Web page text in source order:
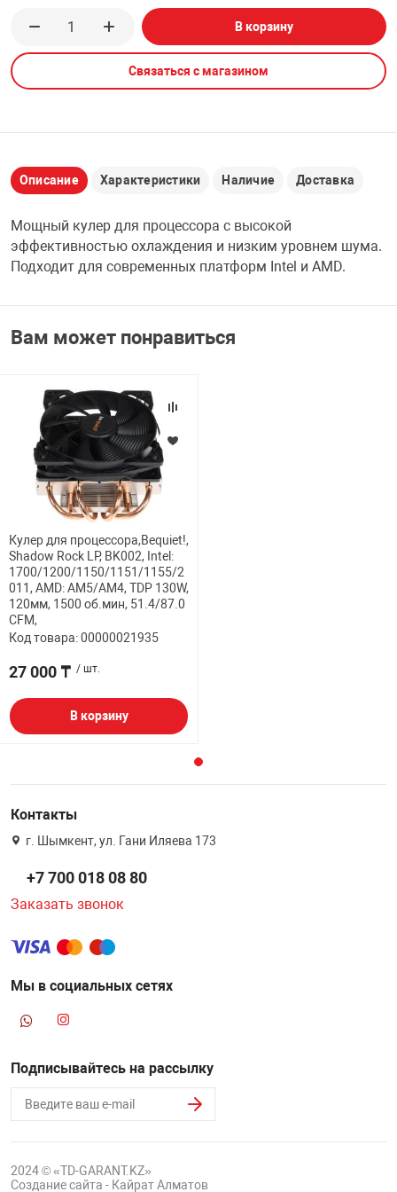
PCI АДАПТЕРЫ
USB
CD-DVD ДИСКИ
ЛЕНТА ДЛЯ
ДОМА
ТЕХНИКА
В корзину
Связаться с магазином
Описание Характеристики Наличие Доставка
Мощный кулер для процессора с высокой
эффективностью охлаждения и низким уровнем шума.
Подходит для современных платформ Intel и AMD.
Вам может понравиться
Кулер для процессора,Bequiet!,
Shadow Rock LP, BK002, Intel:
1700/1200/1150/1151/1155/2
011, AMD: AM5/AM4, TDP 130W,
120мм, 1500 об.мин, 51.4/87.0
CFM,
Код товара: 00000021935
27 000 ₸ / шт.
В корзину
Контакты
г. Шымкент, ул. Гани Иляева 173
+7 700 018 08 80
Заказать звонок
Мы в социальных сетях
Подписывайтесь на рассылку
2024 © «TD-GARANT.KZ»
Создание сайта - Кайрат Алматов